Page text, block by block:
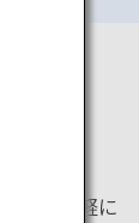
店や気軽に